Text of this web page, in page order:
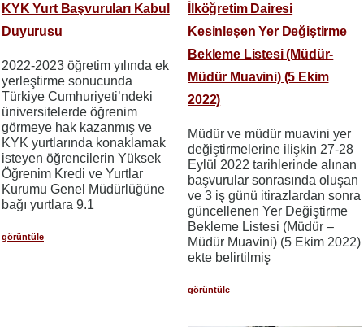
KYK Yurt Başvuruları Kabul
Duyurusu
2022-2023 öğretim yılında ek
yerleştirme sonucunda
Türkiye Cumhuriyeti’ndeki
üniversitelerde öğrenim
görmeye hak kazanmış ve
KYK yurtlarında konaklamak
isteyen öğrencilerin Yüksek
Öğrenim Kredi ve Yurtlar
Kurumu Genel Müdürlüğüne
bağı yurtlara 9.1
görüntüle
İlköğretim Dairesi
Kesinleşen Yer Değiştirme
Bekleme Listesi (Müdür-
Müdür Muavini) (5 Ekim
2022)
Müdür ve müdür muavini yer
değiştirmelerine ilişkin 27-28
Eylül 2022 tarihlerinde alınan
başvurular sonrasında oluşan
ve 3 iş günü itirazlardan sonra
güncellenen Yer Değiştirme
Bekleme Listesi (Müdür –
Müdür Muavini) (5 Ekim 2022)
ekte belirtilmiş
görüntüle